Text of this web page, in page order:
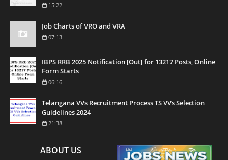
15:22
Job Charts of VRO and VRA
07:13
IBPS RRB 2025 Notification [Out] for 13217 Posts, Online
Form Starts
06:16
Telangana VVs Recruitment Process TS VVs Selection
Guidelines 2024
21:38
ABOUT US